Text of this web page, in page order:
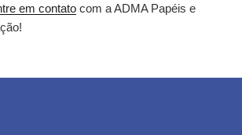
em contato com a ADMA Papéis e